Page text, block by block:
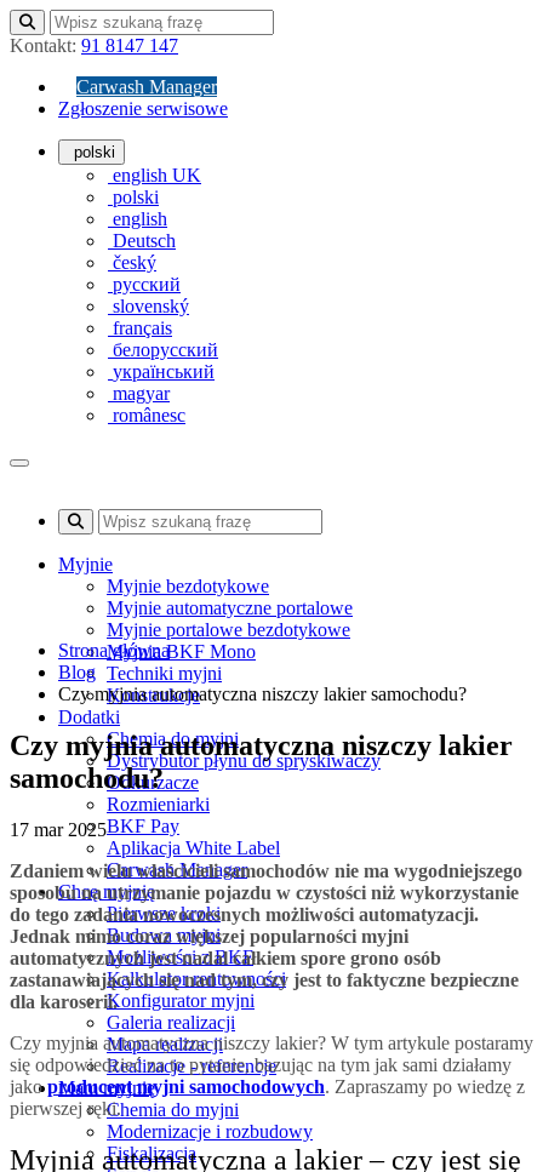
Kontakt: 91 8147 147
Carwash Manager
Zgłoszenie serwisowe
polski
english UK
polski
english
Deutsch
český
русский
slovenský
français
белорусский
український
magyar
românesc
Myjnie
Myjnie bezdotykowe
Myjnie automatyczne portalowe
Myjnie portalowe bezdotykowe
Myjnia BKF Mono
Techniki myjni
Konstrukcje
Dodatki
Chemia do myjni
Dystrybutor płynu do spryskiwaczy
Odkurzacze
Rozmieniarki
BKF Pay
Aplikacja White Label
Carwash Manager
Chcę myjnię
Pierwsze kroki
Budowa myjni
Możliwości z BKF
Kalkulator rentowności
Konfigurator myjni
Galeria realizacji
Mapa realizacji
Realizacje - referencje
Mam myjnię
Chemia do myjni
Modernizacje i rozbudowy
Fiskalizacja
Strona główna
Blog
Czy myjnia automatyczna niszczy lakier samochodu?
Czy myjnia automatyczna niszczy lakier
samochodu?
17 mar 2025
Zdaniem wielu właścicieli samochodów nie ma wygodniejszego
sposobu na utrzymanie pojazdu w czystości niż wykorzystanie
do tego zadania nowoczesnych możliwości automatyzacji.
Jednak mimo coraz większej popularności myjni
automatycznych jest nadal całkiem spore grono osób
zastanawiających się nad tym, czy jest to faktyczne bezpieczne
dla karoserii.
Czy myjnia automatyczna niszczy lakier? W tym artykule postaramy
się odpowiedzieć na to pytanie, bazując na tym jak sami działamy
jako producent myjni samochodowych. Zapraszamy po wiedzę z
pierwszej ręki.
Myjnia automatyczna a lakier – czy jest się